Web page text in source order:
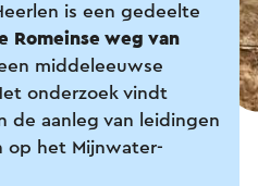
is een gedeelte
Romeinse weg van
middeleeuwse
onderzoek vindt
de aanleg van leidingen
op het Mijnwater-